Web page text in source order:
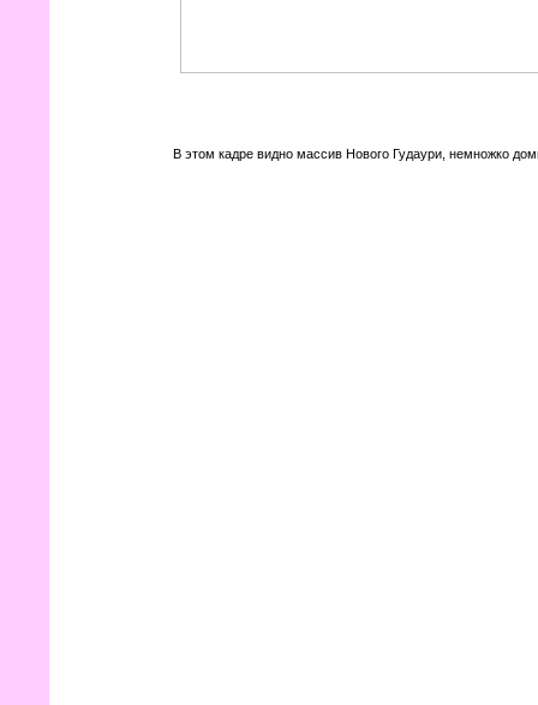
В этом кадре видно массив Нового Гудаури, немножко